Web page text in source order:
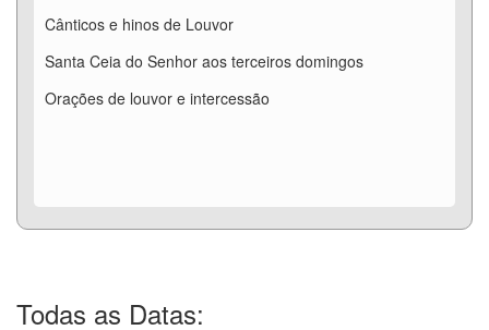
Cânticos e hinos de Louvor
Santa Ceia do Senhor aos terceiros domingos
Orações de louvor e intercessão
Todas as Datas: